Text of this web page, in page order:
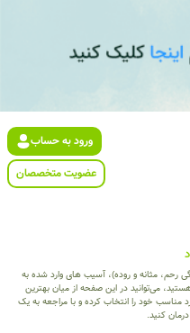
ورود به حساب
عضویت متخصصان
رحم، مثانه و روده)، آسیب های وارد شده به
می‌توانید در این صفحه از میان بهترین
مناسب خود را انتخاب کرده و با مراجعه به یک
کنید.